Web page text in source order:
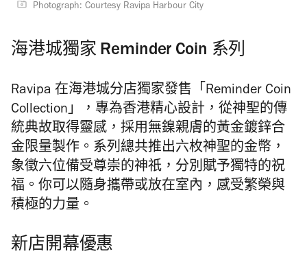
Photograph: Courtesy Ravipa Harbour City
海港城獨家 Reminder Coin 系列
Ravipa 在海港城分店獨家發售「Reminder Coin
Collection」，專為香港精心設計，從神聖的傳
統典故取得靈感，採用無鎳親膚的黃金鍍鋅合
金限量製作。系列總共推出六枚神聖的金幣，
象徵六位備受尊崇的神祇，分別賦予獨特的祝
福。你可以隨身攜帶或放在室內，感受繁榮與
積極的力量。
新店開幕優惠